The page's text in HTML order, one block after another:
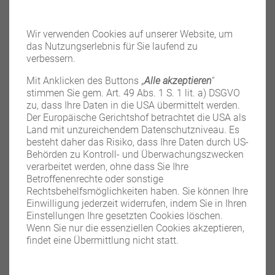
CROSS CB2.4
Der komplett aus eloxiertem Aluminium hergestellte
Kugelkopf CROSS...
WEITERLESEN
Wir verwenden Cookies auf unserer Website, um
das Nutzungserlebnis für Sie laufend zu
verbessern.
Mit Anklicken des Buttons „Alle akzeptieren“
stimmen Sie gem. Art. 49 Abs. 1 S. 1 lit. a) DSGVO
zu, dass Ihre Daten in die USA übermittelt werden.
Der Europäische Gerichtshof betrachtet die USA als
Land mit unzureichendem Datenschutzniveau. Es
besteht daher das Risiko, dass Ihre Daten durch US-
Behörden zu Kontroll- und Überwachungszwecken
verarbeitet werden, ohne dass Sie Ihre
Betroffenenrechte oder sonstige
Rechtsbehelfsmöglichkeiten haben. Sie können Ihre
Einwilligung jederzeit widerrufen, indem Sie in Ihren
Einstellungen Ihre gesetzten Cookies löschen.
Wenn Sie nur die essenziellen Cookies akzeptieren,
findet eine Übermittlung nicht statt.